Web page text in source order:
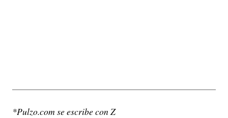
*Pulzo.com se escribe con Z